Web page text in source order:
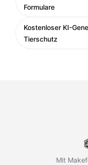
Formulare
Kostenloser KI-
Tierschutz
Mit